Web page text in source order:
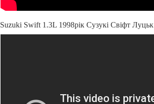
Suzuki Swift 1.3L 1998рік Сузукі Свіфт Луцьк